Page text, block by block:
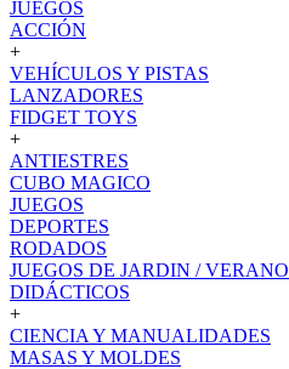
JUEGOS
ACCIÓN
+
VEHÍCULOS Y PISTAS
LANZADORES
FIDGET TOYS
+
ANTIESTRES
CUBO MAGICO
JUEGOS
DEPORTES
RODADOS
JUEGOS DE JARDIN / VERANO
DIDÁCTICOS
+
CIENCIA Y MANUALIDADES
MASAS Y MOLDES